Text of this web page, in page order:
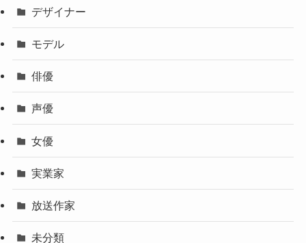
デザイナー
モデル
俳優
声優
女優
実業家
放送作家
未分類